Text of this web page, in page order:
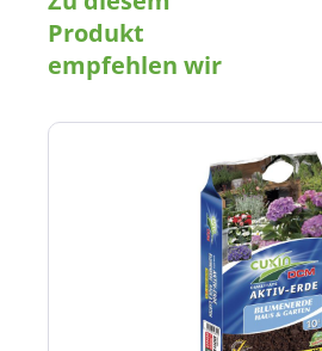
Produkt
empfehlen wir